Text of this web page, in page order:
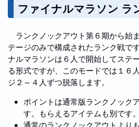
ファイナルマラソン ラ
ランクノックアウト第６期から始
テージのみで構成されたランク戦で
ナルマラソンは６人で開始してステ
る形式ですが、このモードでは１６
ジ２～４人ずつ脱落します。
ポイントは通常版ランクノック
す。もらえるアイテムも別です。